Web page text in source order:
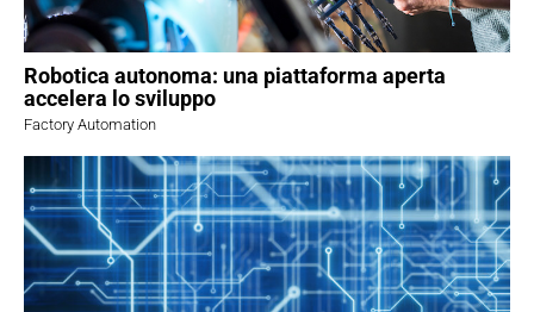
Robotica autonoma: una piattaforma aperta
accelera lo sviluppo
Factory Automation